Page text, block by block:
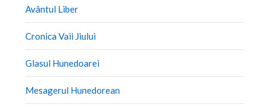
Avântul Liber
Cronica Vaii Jiului
Glasul Hunedoarei
Mesagerul Hunedorean